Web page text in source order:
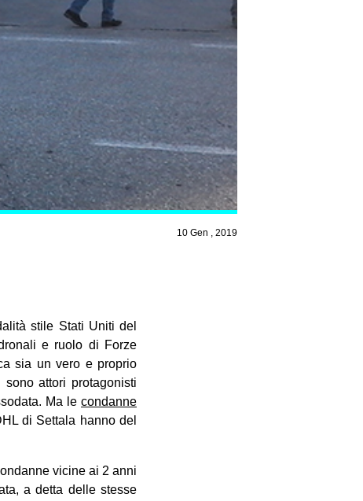
10 Gen , 2019
stile Stati Uniti del
e ruolo di Forze
sia un vero e proprio
attori protagonisti
Ma le condanne
di Settala hanno del
vicine ai 2 anni
a detta delle stesse